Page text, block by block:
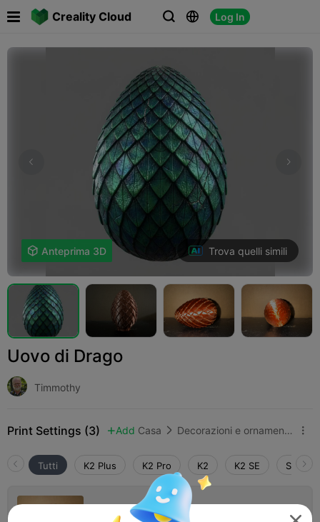
Creality Cloud   Log In
 
 Anteprima 3D Trova quelli simili
Uovo di Drago
Timmothy
Print Settings (3)  Add Casa  Decorazioni e ornamenti per la casa 
Tutti K2 Plus K2 Pro K2 K2 SE
0.2mm layer, 2 walls, 15% infill